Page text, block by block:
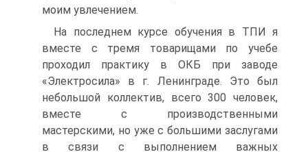
моим увлечением.
На последнем курсе обучения в ТПИ я
вместе с тремя товарищами по учебе
проходил практику в ОКБ при заводе
«Электросила» в г. Ленинграде. Это был
небольшой коллектив, всего 300 человек,
вместе с производственными
мастерскими, но уже с большими заслугами
в связи с выполнением важных